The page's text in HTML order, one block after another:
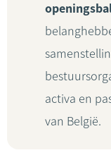
activa en
van België.